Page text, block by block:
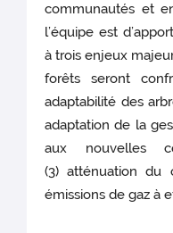
communautés et
l’équipe est
à trois enjeux
forêts seront
adaptabilité des
adaptation de la
aux nouvelles
(3) atténuation du
émissions de gaz à